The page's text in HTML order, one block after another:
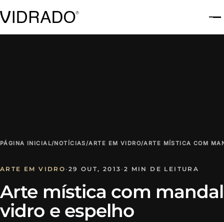
PÁGINA INICIAL/NOTÍCIAS/ARTE EM VIDRO/ARTE MÍSTICA COM
ARTE EM VIDRO · 29 OUT, 2013 · 2 MIN DE LEITURA
Arte mística com
vidro e espelho